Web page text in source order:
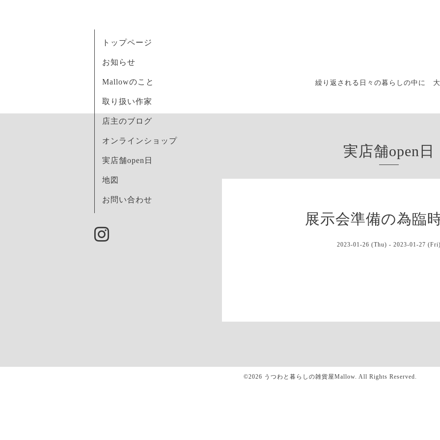
繰り返される日々の暮らしの中に
トップページ
お知らせ
Mallowのこと
取り扱い作家
店主のブログ
オンラインショップ
実店舗open日
地図
お問い合わせ
実店舗open日
展示会準備の為臨
2023-01-26 (Thu) - 2023-01-27
©2026 うつわと暮らしの雑貨屋Mallow. All Rights Reserved.